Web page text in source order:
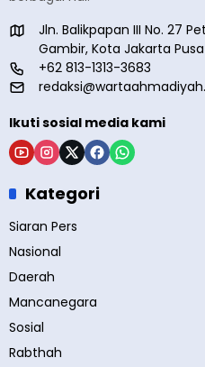
Jln. Balikpapan III No. 27
Gambir, Kota Jakarta
+62 813-1313-3683
Ikuti sosial media kami
Kategori
Siaran Pers
Nasional
Daerah
Mancanegara
Sosial
Rabthah